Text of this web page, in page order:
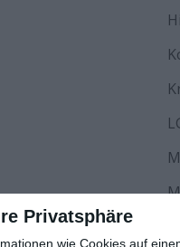
Privatsphäre
wie Cookies auf